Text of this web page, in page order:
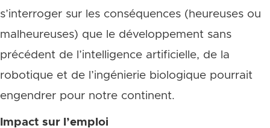
s’interroger sur les conséquences (heureuses ou
malheureuses) que le développement sans
précédent de l’intelligence artificielle, de la
robotique et de l’ingénierie biologique pourrait
engendrer pour notre continent.
Impact sur l’emploi